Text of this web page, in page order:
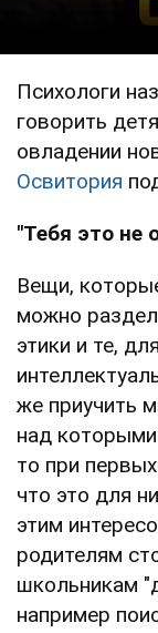
Психологи
говорить
овладении
Освитория
"Тебя это не
Вещи,
можно
этики и те,
же приучить
над
то при
что это для
этим
родителям
школьникам
например